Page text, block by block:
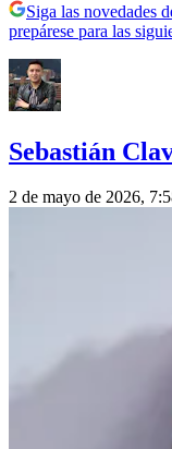
Siga las novedades
prepárese para las
Sebastián
2 de mayo de 2026,